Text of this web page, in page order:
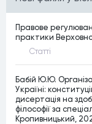
Правове
практики
Статтi
Бабій Ю.Ю.
Україні:
дисертація на
філософії за
Кропивницький,